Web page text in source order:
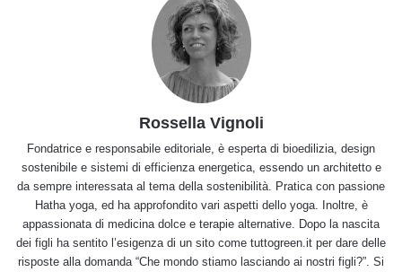
Rossella Vignoli
Fondatrice e responsabile editoriale, è esperta di bioedilizia, design
sostenibile e sistemi di efficienza energetica, essendo un architetto e
da sempre interessata al tema della sostenibilità. Pratica con passione
Hatha yoga, ed ha approfondito vari aspetti dello yoga. Inoltre, è
appassionata di medicina dolce e terapie alternative. Dopo la nascita
dei figli ha sentito l’esigenza di un sito come tuttogreen.it per dare delle
risposte alla domanda “Che mondo stiamo lasciando ai nostri figli?”. Si